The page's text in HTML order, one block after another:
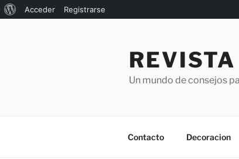
Acerca
Acceder
Registrarse
Un mundo de consejos
Contacto Decoracion